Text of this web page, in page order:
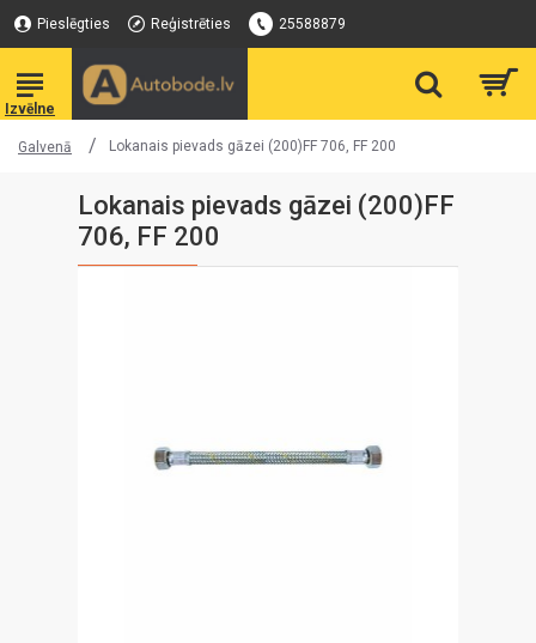
Pieslēgties Reģistrēties 25588879
Galvenā Lokanais pievads gāzei (200)FF 706, FF 200
Lokanais pievads gāzei (200)FF
706, FF 200